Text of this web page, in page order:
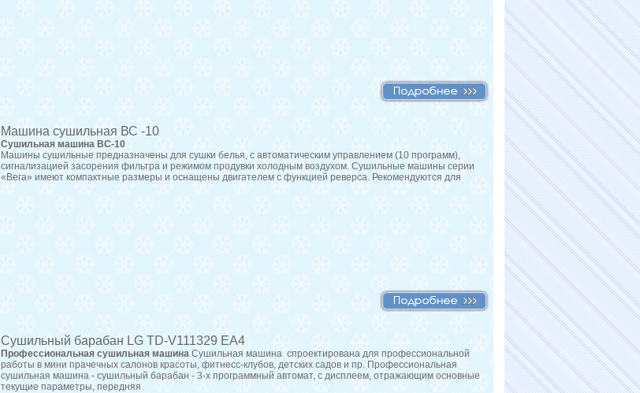
Машина сушильная ВС -10
Сушильная машина ВС-10
Машины сушильные предназначены для сушки белья, с автоматическим управлением (10 программ),
сигнализацией засорения фильтра и режимом продувки холодным воздухом. Сушильные машины серии
«Вега» имеют компактные размеры и оснащены двигателем с функцией реверса. Рекомендуются для
Сушильный барабан LG TD-V111329 EА4
Профессиональная сушильная машина Сушильная машина спроектирована для профессиональной
работы в мини прачечных салонов красоты, фитнесс-клубов, детских садов и пр. Профессиональная
сушильная машина - сушильный барабан - 3-х программный автомат, с дисплеем, отражающим основные
текущие параметры, передняя